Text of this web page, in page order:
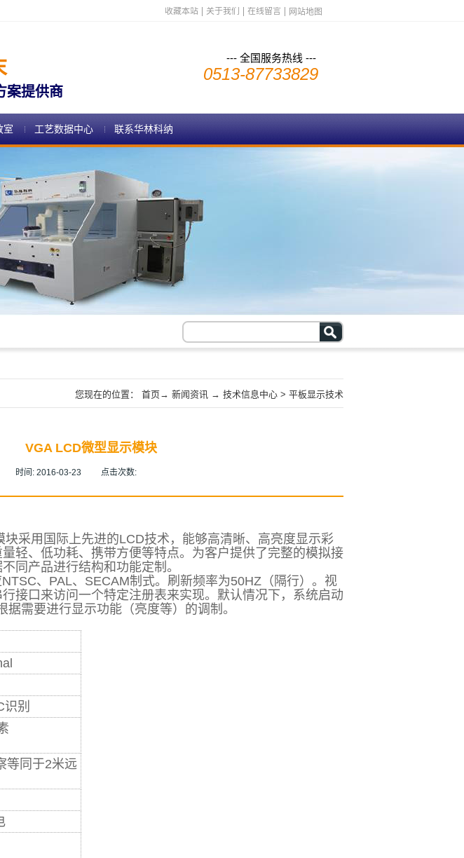
收藏本站 关于我们 在线留言 网站地图
案提供商
--- 全国服务热线 ---
0513-87733829
室 工艺数据中心 联系华林科纳
您现在的位置： 首页→ 新闻资讯 → 技术信息中心 > 平板显示技术
VGA LCD微型显示模块
时间: 2016-03-23 点击次数:
采用国际上先进的LCD技术，能够高清晰、高亮度显示彩
轻、低功耗、携带方便等特点。为客户提供了完整的模拟接
同产品进行结构和功能定制。
、PAL、SECAM制式。刷新频率为50HZ（隔行）。视
接口来访问一个特定注册表来实现。默认情况下，系统启动
需要进行显示功能（亮度等）的调制。
别
等同于2米远